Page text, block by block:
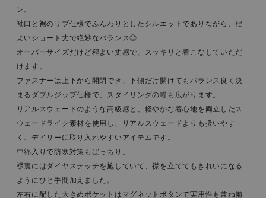
ン。
袖口と裾のリブ仕様でふんわりとしたシルエットでありながら、程
よいショート丈で絶妙なバランス◎
オーバーサイズだけど程よい丈感で、スッキリと着こなしていただ
けます。
ファスナーは上下から開閉でき、下側だけ開けてもバランス良く決
まるダブルジップ仕様で、スタイリングの幅も広がります。
リアルスウェードのような高級感と、軽やかな着心地を両立したス
ウェードライク素材を使用し、リアルスウェードよりも扱いやす
く、デイリーに取り入れやすいアイテムです。
中綿入りで防寒対策もばっちり。
襟裏にはダイヤステッチを施していて、襟を立ててもきれいになる
ようにひと手間加えました。
左右に配した大きめポケットはマグネットボタンで実用性も兼ね備